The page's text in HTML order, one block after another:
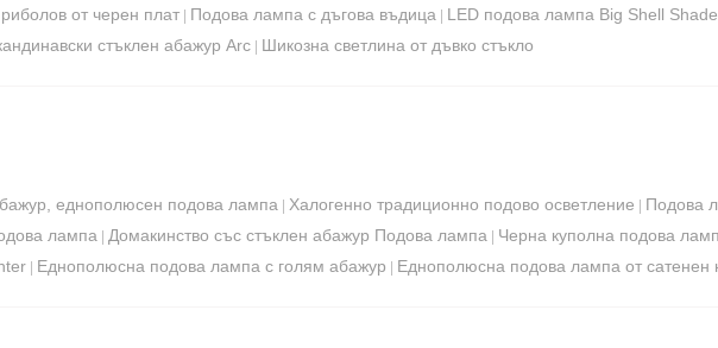
от черен плат | Подова лампа с дъгова въдица | LED подова лампа Big Shell
стъклен абажур Arc | Шикозна светлина от дъвко стъкло
еднополюсен подова лампа | Халогенно традиционно подово осветление | Подова
лампа | Домакинство със стъклен абажур Подова лампа | Черна куполна подова
| Еднополюсна подова лампа с голям абажур | Еднополюсна подова лампа от сатенен